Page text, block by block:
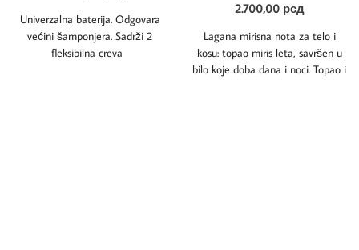
Univerzalna baterija. Odgovara
većini šamponjera. Sadrži 2
fleksibilna creva
2.700,00 рсд
Lagana mirisna nota za telo i
kosu: topao miris leta, savršen u
bilo koje doba dana i noci. Topao i